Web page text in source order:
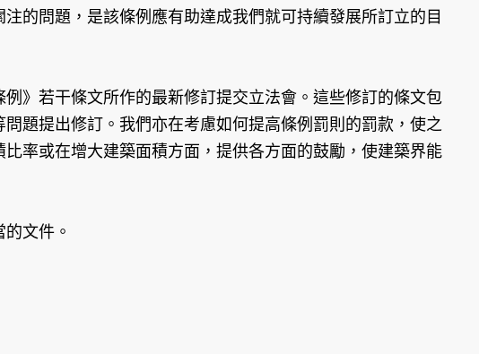
的問題，是該條例應有助達成我們就可持續發展所訂立的目
》若干條文所作的最新修訂提交立法會。這些修訂的條文包
題提出修訂。我們亦在考慮如何提高條例罰則的罰款，使之
率或在增大建築面積方面，提供各方面的鼓勵，使建築界能
文件。